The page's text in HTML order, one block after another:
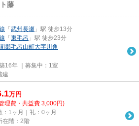
藤
「 武州長瀬 」駅 徒歩13分
「 東毛呂 」駅 徒歩23分
郡毛呂山町大字川角
16年 ｜募集中： 1室
建
万円
理費・共益費 3,000円)
：1ヶ月｜礼：0ヶ月
在階：2階